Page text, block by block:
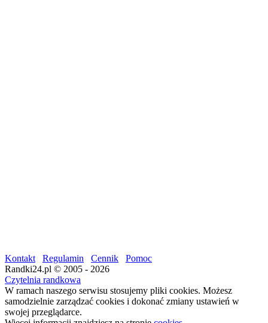
Kontakt Regulamin Cennik
Pomoc
Randki24.pl © 2005 - 2026
Czytelnia randkowa
W ramach naszego serwisu stosujemy pliki cookies. Możesz
samodzielnie zarządzać cookies i dokonać zmiany ustawień w
swojej przeglądarce.